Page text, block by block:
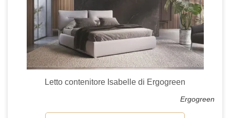
Letto contenitore Isabelle di Ergogreen
Ergogreen